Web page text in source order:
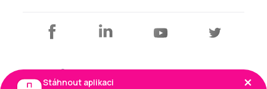
Copyright © EUC a.s. 2026
Stáhnout aplikaci